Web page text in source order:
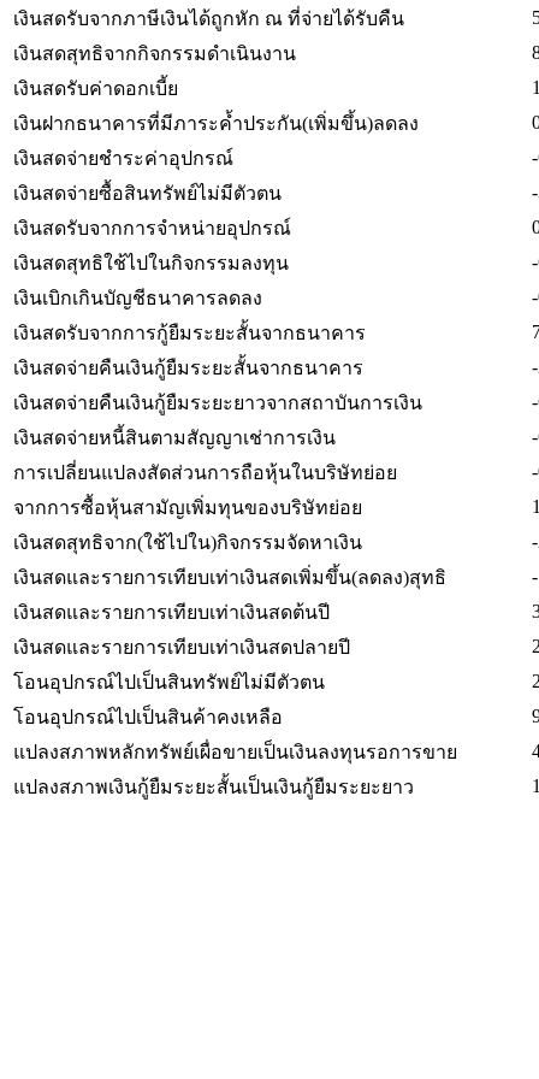
เงินสดรับจากภาษีเงินได้ถูกหัก ณ ที่จ่ายได้รับคืน
เงินสดสุทธิจากกิจกรรมดำเนินงาน
เงินสดรับค่าดอกเบี้ย
เงินฝากธนาคารที่มีภาระค้ำประกัน(เพิ่มขึ้น)ลดลง
เงินสดจ่ายชำระค่าอุปกรณ์
เงินสดจ่ายซื้อสินทรัพย์ไม่มีตัวตน
เงินสดรับจากการจำหน่ายอุปกรณ์
เงินสดสุทธิใช้ไปในกิจกรรมลงทุน
เงินเบิกเกินบัญชีธนาคารลดลง
เงินสดรับจากการกู้ยืมระยะสั้นจากธนาคาร
เงินสดจ่ายคืนเงินกู้ยืมระยะสั้นจากธนาคาร
เงินสดจ่ายคืนเงินกู้ยืมระยะยาวจากสถาบันการเงิน
เงินสดจ่ายหนี้สินตามสัญญาเช่าการเงิน
การเปลี่ยนแปลงสัดส่วนการถือหุ้นในบริษัทย่อย
จากการซื้อหุ้นสามัญเพิ่มทุนของบริษัทย่อย
เงินสดสุทธิจาก(ใช้ไปใน)กิจกรรมจัดหาเงิน
เงินสดและรายการเทียบเท่าเงินสดเพิ่มขึ้น(ลดลง)สุทธิ
เงินสดและรายการเทียบเท่าเงินสดต้นปี
เงินสดและรายการเทียบเท่าเงินสดปลายปี
โอนอุปกรณ์ไปเป็นสินทรัพย์ไม่มีตัวตน
โอนอุปกรณ์ไปเป็นสินค้าคงเหลือ
แปลงสภาพหลักทรัพย์เผื่อขายเป็นเงินลงทุนรอการขาย
แปลงสภาพเงินกู้ยืมระยะสั้นเป็นเงินกู้ยืมระยะยาว